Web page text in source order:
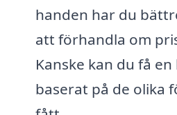
handen har du
att förhandla om
Kanske kan du få
baserat på de olika